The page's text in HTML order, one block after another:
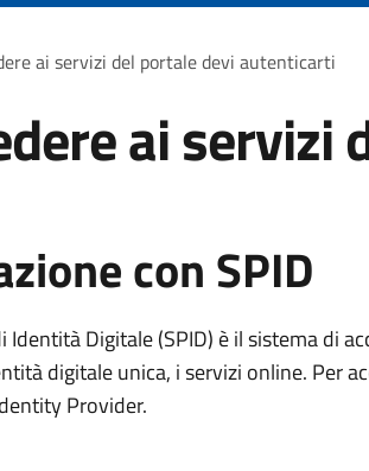
pane
ai servizi del portale devi autenticarti
ai
con SPID
Identità Digitale (SPID) è il sistema di
digitale unica, i servizi online. Per
Provider.